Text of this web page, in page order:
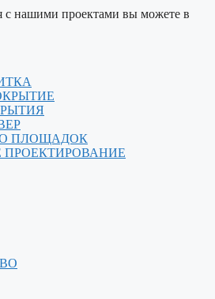
с нашими проектами вы можете в
ПЛОЩАДОК